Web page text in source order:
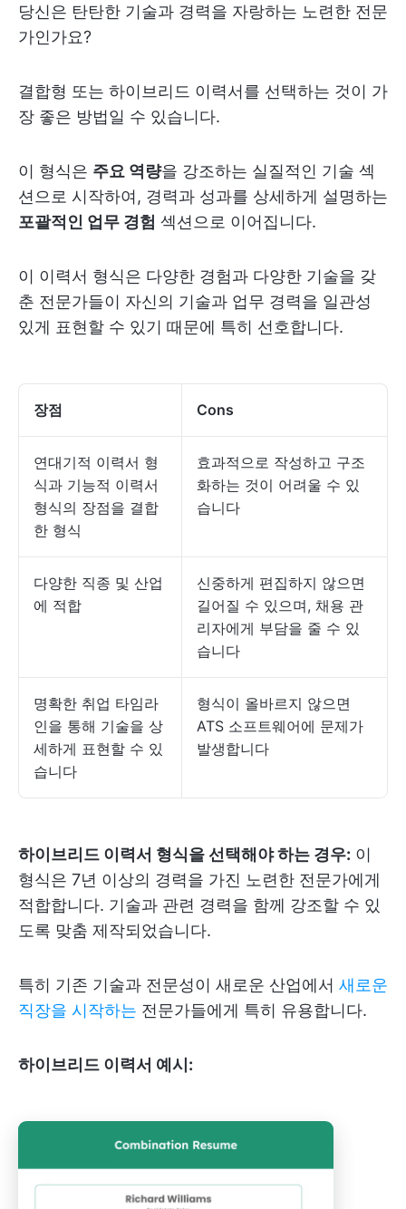
당신은 탄탄한 기술과 경력을 자랑하는 노련한 전문
가인가요?
결합형 또는 하이브리드 이력서를 선택하는 것이 가
장 좋은 방법일 수 있습니다.
이 형식은 주요 역량을 강조하는 실질적인 기술 섹
션으로 시작하여, 경력과 성과를 상세하게 설명하는
포괄적인 업무 경험 섹션으로 이어집니다.
이 이력서 형식은 다양한 경험과 다양한 기술을 갖
춘 전문가들이 자신의 기술과 업무 경력을 일관성
있게 표현할 수 있기 때문에 특히 선호합니다.
장점 Cons
연대기적 이력서 형
식과 기능적 이력서
형식의 장점을 결합
한 형식
효과적으로 작성하고 구조
화하는 것이 어려울 수 있
습니다
다양한 직종 및 산업
에 적합
신중하게 편집하지 않으면
길어질 수 있으며, 채용 관
리자에게 부담을 줄 수 있
습니다
명확한 취업 타임라
인을 통해 기술을 상
세하게 표현할 수 있
습니다
형식이 올바르지 않으면
ATS 소프트웨어에 문제가
발생합니다
하이브리드 이력서 형식을 선택해야 하는 경우: 이
형식은 7년 이상의 경력을 가진 노련한 전문가에게
적합합니다. 기술과 관련 경력을 함께 강조할 수 있
도록 맞춤 제작되었습니다.
특히 기존 기술과 전문성이 새로운 산업에서 새로운
직장을 시작하는 전문가들에게 특히 유용합니다.
하이브리드 이력서 예시: